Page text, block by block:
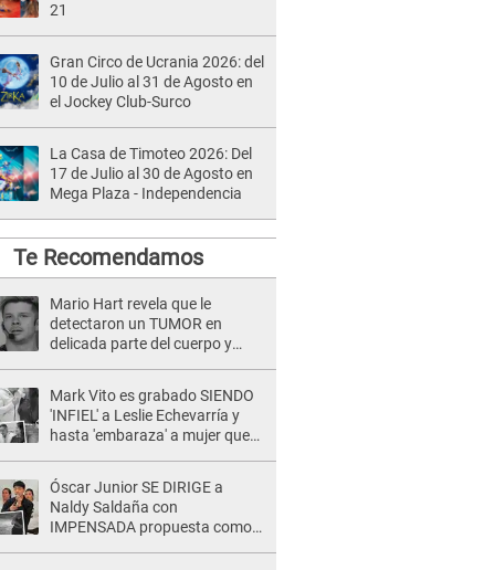
21
Gran Circo de Ucrania 2026: del
10 de Julio al 31 de Agosto en
el Jockey Club-Surco
La Casa de Timoteo 2026: Del
17 de Julio al 30 de Agosto en
Mega Plaza - Independencia
Te Recomendamos
Mario Hart revela que le
detectaron un TUMOR en
delicada parte del cuerpo y
Mark Vito es grabado SIENDO
'INFIEL' a Leslie Echevarría y
hasta 'embaraza' a mujer que
desgraciado! "
Óscar Junior SE DIRIGE a
Naldy Saldaña con
IMPENSADA propuesta como